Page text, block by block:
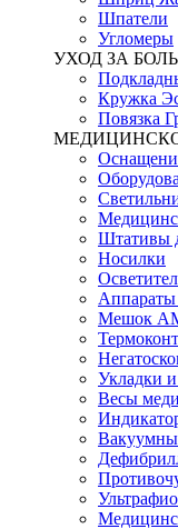
Шпатели
Угломеры
УХОД ЗА
Кружка
Повязка
Штативы
Носилки
Мешок
Укладки
Весы